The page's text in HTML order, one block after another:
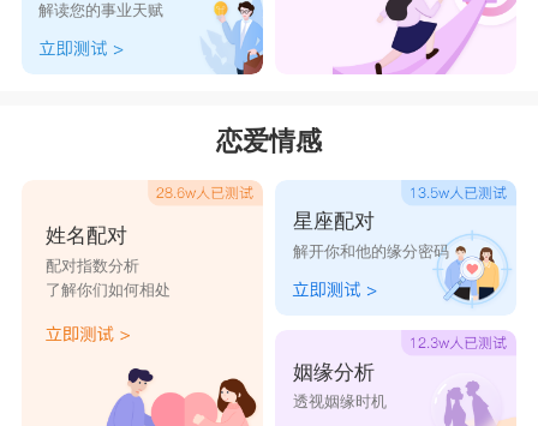
解读您的事业天赋
恋爱情感
姓名配对
配对指数分析
了解你们如何相处
星座配对
解开你和他的缘分密码
姻缘分析
透视姻缘时机